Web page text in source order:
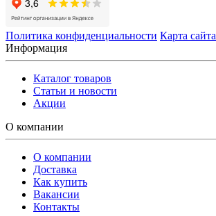
Политика конфиденциальности Карта сайта
Информация
Каталог товаров
Статьи и новости
Акции
О компании
О компании
Доставка
Как купить
Вакансии
Контакты